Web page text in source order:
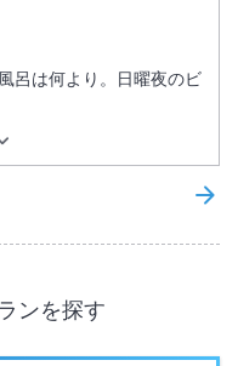
呂は何より。日曜夜のビ
ンを探す